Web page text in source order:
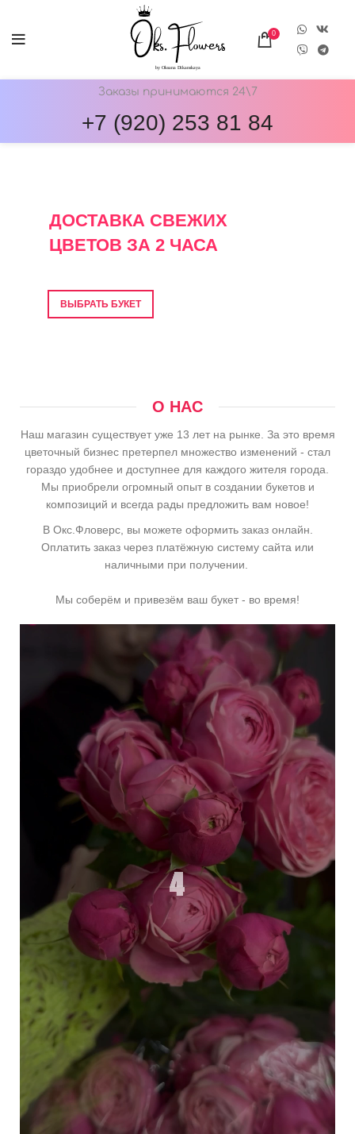
0
Заказы принимаются 24\7
+7 (920) 253 81 84
ДОСТАВКА СВЕЖИХ
ЦВЕТОВ ЗА 2 ЧАСА
ВЫБРАТЬ БУКЕТ
О НАС
Наш магазин существует уже 13 лет на рынке. За это время
цветочный бизнес претерпел множество изменений - стал
гораздо удобнее и доступнее для каждого жителя города.
Мы приобрели огромный опыт в создании букетов и
композиций и всегда рады предложить вам новое!
В Окс.Фловерс, вы можете оформить заказ онлайн.
Оплатить заказ через платёжную систему сайта или
наличными при получении.
Мы соберём и привезём ваш букет - во время!